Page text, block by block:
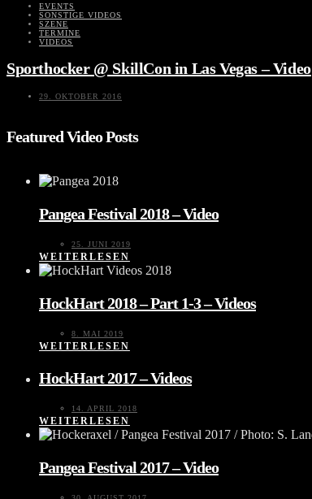
EVENTS
SONSTIGE VIDEOS
SZENE
TERMINE
VIDEOS
Sporthocker @ SkillCon in Las Vegas – Video
29. OKTOBER 2016
Featured Video Posts
Pangea Festival 2018 – Video
25. JUNI 2019
WEITERLESEN
HockHart 2018 – Part 1-3 – Videos
8. MAI 2019
WEITERLESEN
HockHart 2017 – Videos
14. APRIL 2018
WEITERLESEN
Pangea Festival 2017 – Video